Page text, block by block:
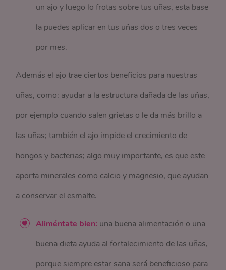
un ajo y luego lo frotas sobre tus uñas, esta base
la puedes aplicar en tus uñas dos o tres veces
por mes.
Además el ajo trae ciertos beneficios para nuestras
uñas, como: ayudar a la estructura dañada de las uñas,
por ejemplo cuando salen grietas o le da más brillo a
las uñas; también el ajo impide el crecimiento de
hongos y bacterias; algo muy importante, es que este
aporta minerales como calcio y magnesio, que ayudan
a conservar el esmalte.
Aliméntate bien: una buena alimentación o una
buena dieta ayuda al fortalecimiento de las uñas,
porque siempre estar sana será beneficioso para